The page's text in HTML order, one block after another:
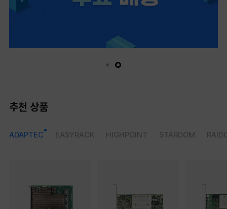
추천 상품
ADAPTEC EASYRACK HIGHPOINT STARDOM